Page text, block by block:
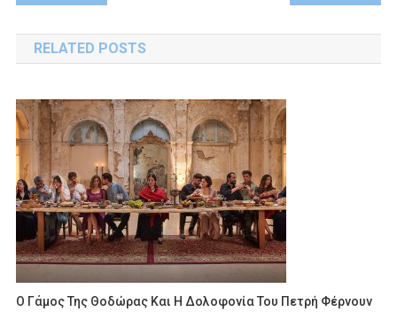
navigation
RELATED POSTS
Ο Γάμος Της Θοδώρας Και Η Δολοφονία Του Πετρή Φέρνουν